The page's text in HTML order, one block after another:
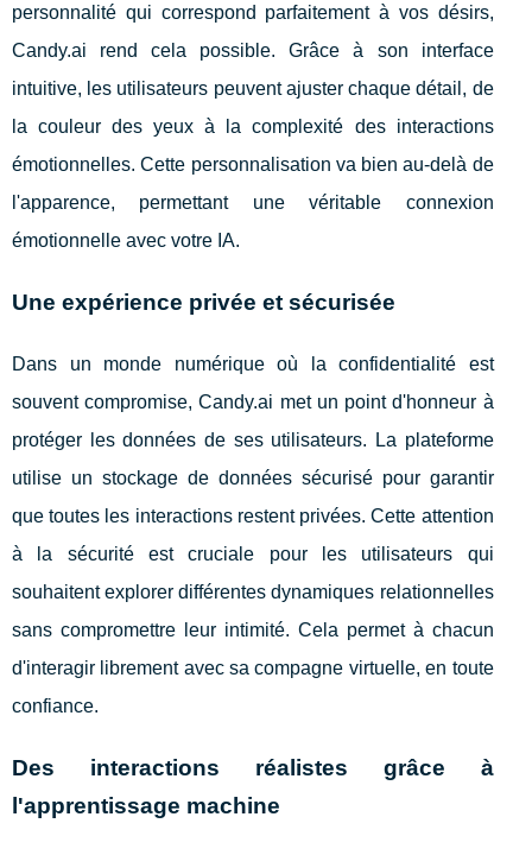
personnalité qui correspond parfaitement à vos désirs,
Candy.ai rend cela possible. Grâce à son interface
intuitive, les utilisateurs peuvent ajuster chaque détail, de
la couleur des yeux à la complexité des interactions
émotionnelles. Cette personnalisation va bien au-delà de
l'apparence, permettant une véritable connexion
émotionnelle avec votre IA.
Une expérience privée et sécurisée
Dans un monde numérique où la confidentialité est
souvent compromise, Candy.ai met un point d'honneur à
protéger les données de ses utilisateurs. La plateforme
utilise un stockage de données sécurisé pour garantir
que toutes les interactions restent privées. Cette attention
à la sécurité est cruciale pour les utilisateurs qui
souhaitent explorer différentes dynamiques relationnelles
sans compromettre leur intimité. Cela permet à chacun
d'interagir librement avec sa compagne virtuelle, en toute
confiance.
Des interactions réalistes grâce à
l'apprentissage machine